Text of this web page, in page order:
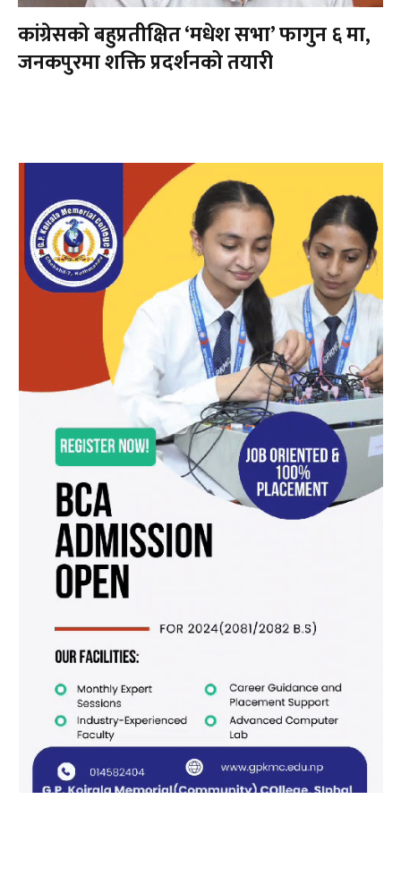
कांग्रेसको बहुप्रतीक्षित ‘मधेश सभा’ फागुन ६ मा,
जनकपुरमा शक्ति प्रदर्शनको तयारी